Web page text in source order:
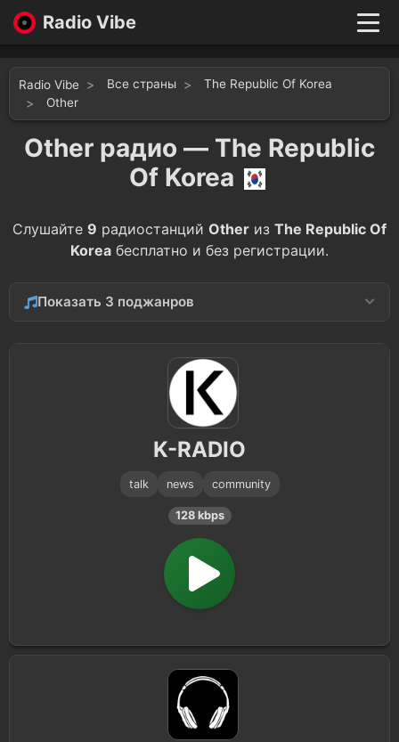
Radio Vibe
New
Genres
Likes
Top 100
Radio Vibe Все страны
The Republic Of Korea
Other
Other радио — The Republic
Of Korea
Слушайте 9 радиостанций Other из The Republic Of
Korea бесплатно и без регистрации.
Показать 3 поджанров
K-RADIO
talk news community
128 kbps